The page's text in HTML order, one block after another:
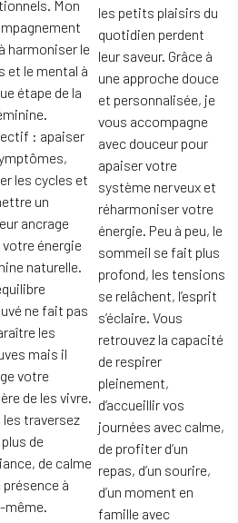
Mon
harmoniser le
et le mental à
étape de la
: apaiser
les cycles et
un
ancrage
votre énergie
naturelle.
ne fait pas
les
mais il
votre
de les vivre.
les traversez
de
de calme
présence à
même.
les petits plaisirs du
quotidien perdent
leur saveur. Grâce à
une approche douce
et personnalisée, je
vous accompagne
avec douceur pour
apaiser votre
système nerveux et
réharmoniser votre
énergie. Peu à peu, le
sommeil se fait plus
profond, les tensions
se relâchent, l’esprit
s’éclaire. Vous
retrouvez la capacité
de respirer
pleinement,
d’accueillir vos
journées avec calme,
de profiter d’un
repas, d’un sourire,
d’un moment en
famille avec